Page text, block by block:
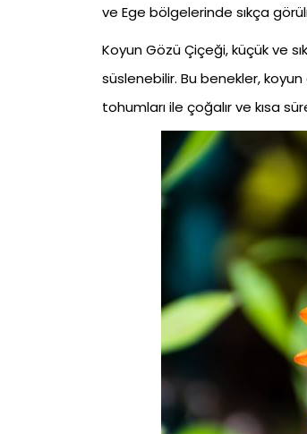
ve Ege bölgelerinde sıkça
Koyun Gözü Çiçeği, küçük ve
süslenebilir. Bu benekler,
tohumları ile çoğalır ve kısa